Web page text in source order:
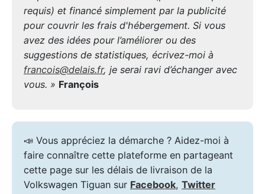
requis) et financé simplement par la publicité
pour couvrir les frais d'hébergement. Si vous
avez des idées pour l’améliorer ou des
suggestions de statistiques, écrivez-moi à
francois@delais.fr, je serai ravi d’échanger avec
vous. » François
📣 Vous appréciez la démarche ? Aidez-moi à
faire connaître cette plateforme en partageant
cette page sur les délais de livraison de la
Volkswagen Tiguan sur Facebook, Twitter